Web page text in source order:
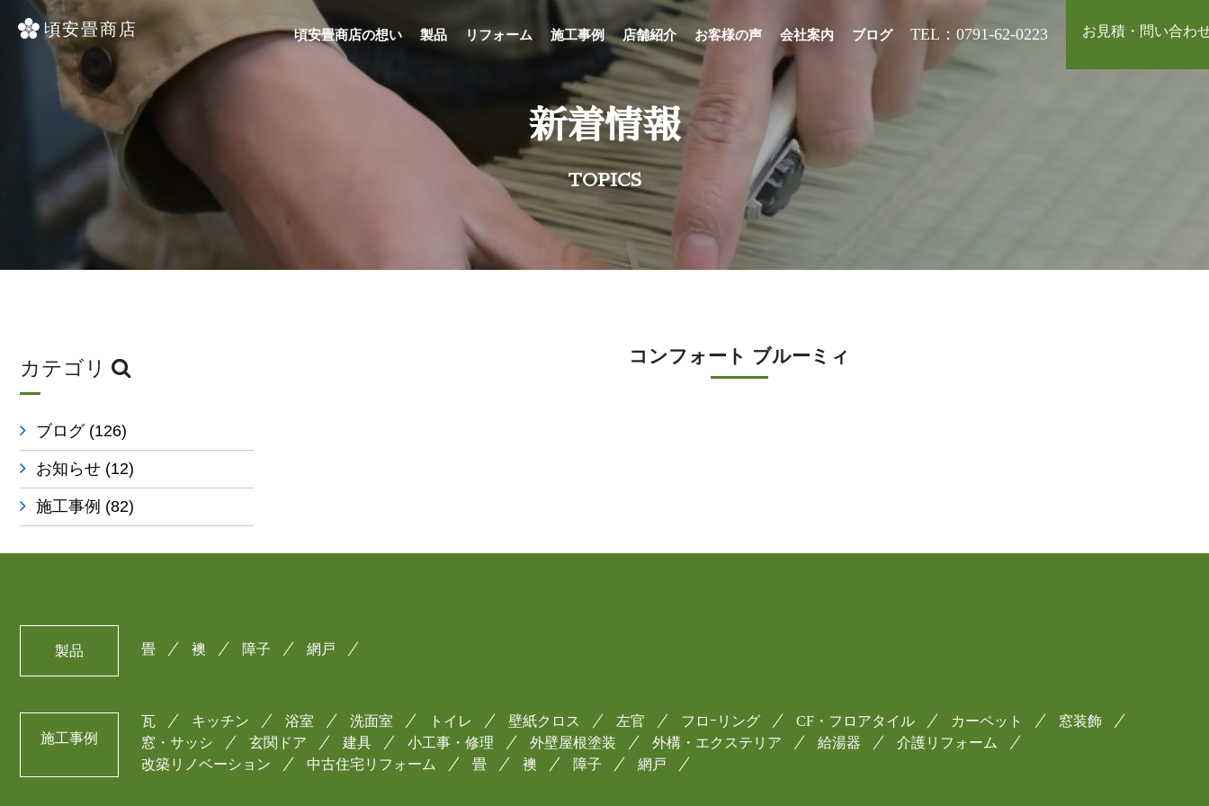
頃安畳商店の想い 製品 リフォーム 施工事例 店舗紹介 お客様の声 会社案内 ブログ TEL：0791-62-0223 お見積・問い合わ
新着情報
TOPICS
カテゴリ
ブログ (126)
お知らせ (12)
施工事例 (82)
コンフォート ブルーミィ
製品 畳 襖 障子 網戸
施工事例
瓦 キッチン 浴室 洗面室 トイレ 壁紙クロス 左官 フロｰリング CF・フロアタイル カーペット
窓装飾
窓・サッシ
玄関ドア 建具 小工事・修理 外壁屋根塗装 外構・エクステリア 給湯器
介護リフォーム
改築リノベーション
中古住宅リフォーム 畳 襖 障子 網戸